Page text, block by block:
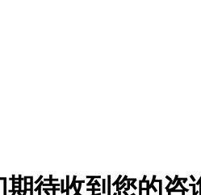
待收到您的咨